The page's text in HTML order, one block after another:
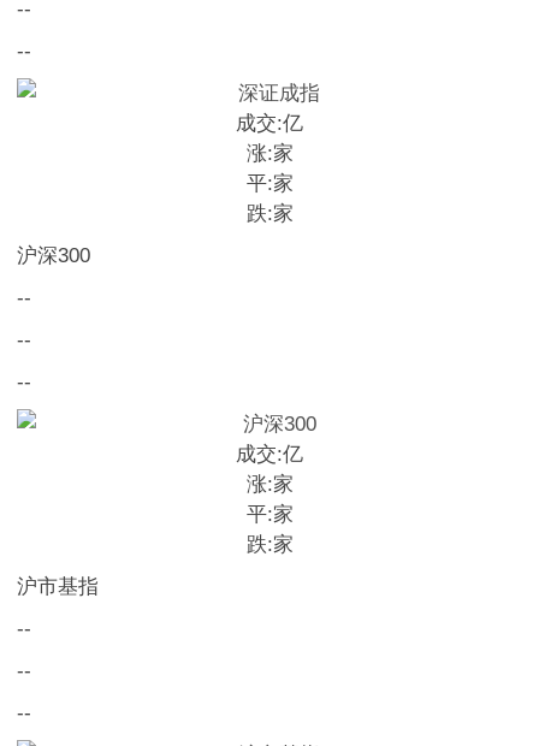
--
--
成交:亿
涨:家
平:家
跌:家
沪深300
--
--
--
成交:亿
涨:家
平:家
跌:家
沪市基指
--
--
--